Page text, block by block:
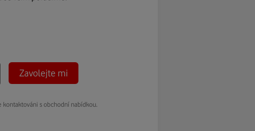
Zavolejte mi
s obchodní nabídkou.